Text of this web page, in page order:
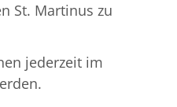
St. Martinus zu
jederzeit im